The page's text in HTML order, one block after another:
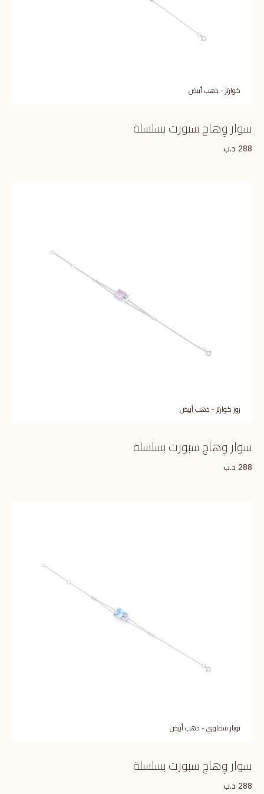
كوارتز - ذهب أبيض
سوار وِهاج سبورت بسلسلة
288 د.ب
روز كوارتز - ذهب أبيض
سوار وِهاج سبورت بسلسلة
288 د.ب
توباز سماوي - ذهب أبيض
سوار وِهاج سبورت بسلسلة
288 د.ب